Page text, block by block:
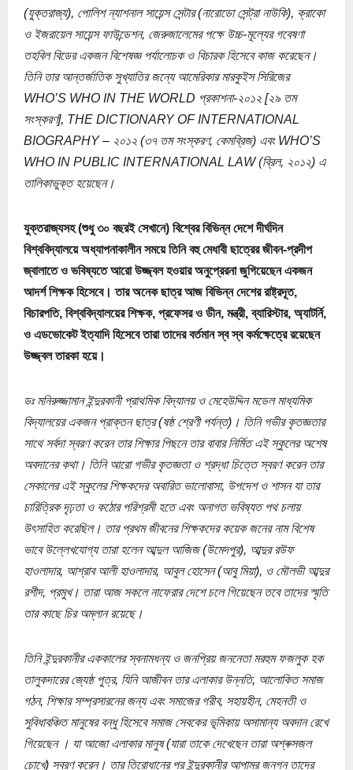
(যুক্তরাজ্য), পোলিশ ন্যাশনাল সায়েন্স সেন্টার (নারোডো সেন্ট্রা নাউকি), ক্রাকো
ও ইজরায়েল সায়েন্স ফাউন্ডেশন, জেরুজালেমের পক্ষে উচ্চ-মূল্যের গবেষণা
তহবিল বিডের একজন বিশেষজ্ঞ পর্যালোচক ও বিচারক হিসেবে কাজ করেছেন।
তিনি তার আন্তৰ্জাতিক সুখ্যাতির জন্যে আমেরিকার মারকুইস সিরিজের
WHO’S WHO IN THE WORLD প্রকাশনা-২০১২ [২৯ তম
সংস্করণ], THE DICTIONARY OF INTERNATIONAL
BIOGRAPHY – ২০১২ (৩৭ তম সংস্করণ, কেমব্রিজ) এবং WHO’S
WHO IN PUBLIC INTERNATIONAL LAW (ব্রিল, ২০১২) এ
তালিকাভুক্ত হয়েছেন।
যুক্তরাজ্যসহ (শুধু ৩০ বছরই সেখানে) বিশ্বের বিভিন্ন দেশে দীর্ঘদিন
বিশ্ববিদ্যালয়ে অধ্যাপনাকালীন সময়ে তিনি বহু মেধাবী ছাত্রের জীবন-প্রদীপ
জ্বালাতে ও ভবিষ্যতে আরো উজ্জ্বল হওয়ার অনুপ্রেরনা জুগিয়েছেন একজন
আদর্শ শিক্ষক হিসেবে। তার অনেক ছাত্র আজ বিভিন্ন দেশের রাষ্ট্রদূত,
বিচারপতি, বিশ্ববিদ্যালয়ের শিক্ষক, প্রফেসর ও ডীন, মন্ত্রী, ব্যারিস্টার, অ্যাটর্নি,
ও এডভোকেট ইত্যাদি হিসেবে তারা তাদের বর্তমান স্ব স্ব কর্মক্ষেত্রে রয়েছেন
উজ্জ্বল তারকা হয়ে।
ডঃ মনিরুজ্জামান ইন্দুরকানী প্রাথমিক বিদ্যালয় ও মেহেউদ্দিন মডেল মাধ্যমিক
বিদ্যালয়ের একজন প্রাক্তন ছাত্র (ষষ্ঠ শ্রেণী পর্যন্ত)। তিনি গভীর কৃতজ্ঞতার
সাথে সৰ্বদা স্বরণ করেন তার শিক্ষার পিছনে তার বাবার নির্মিত এই স্কুলের অশেষ
অবদানের কথা। তিনি আরো গভীর কৃতজ্ঞতা ও শ্রদ্ধা চিত্তে স্বরণ করেন তার
সেকালের এই স্কুলের শিক্ষকদের অবারিত ভালোবাসা, উপদেশ ও শাসন যা তার
চারিত্রিক দৃঢ়তা ও কঠোর পরিশ্রমী হতে এবং অনাগত ভবিষ্যত পথ চলায়
উৎসাহিত করেছিল। তার প্রথম জীবনের শিক্ষকদের কয়েক জনের নাম বিশেষ
ভাবে উল্লেখযোগ্য তারা হলেন আব্দুল আজিজ (উমেদপুর), আব্দুর রউফ
হাওলাদার, আশ্রাব আলী হাওলাদার, আবুল হোসেন (আবু মিয়া), ও মৌলভী আব্দুর
রশীদ, প্রমুখ। তারা আজ সকলে নাফেরার দেশে চলে গিয়েছেন তবে তাদের স্মৃতি
তার কাছে চির অম্লান রয়েছে।
তিনি ইন্দুরকানীর এককালের স্বনামধন্য ও জনপ্রিয় জননেতা মরহুম ফজলুক হক
তালুকদারের জ্যেষ্ঠ পুত্র, যিনি আজীবন তার এলাকার উন্নতি, আলোকিত সমাজ
গঠন, শিক্ষার সম্প্রসারনের জন্য এবং সমাজের গরীব, সহায়হীন, মেহনতী ও
সুবিধাবঞ্চিত মানুষের বন্ধু হিসেবে সমাজ সেবকের ভূমিকায় অসামান্য অবদান রেখে
গিয়েছেন । যা আজো এলাকার মানুষ (যারা তাকে দেখেছেন তারা অশ্ৰুসজল
চোখে) স্বরণ করেন। তার তিরোধানের পর ইন্দুরকানীর আপামর জনগন তাদের